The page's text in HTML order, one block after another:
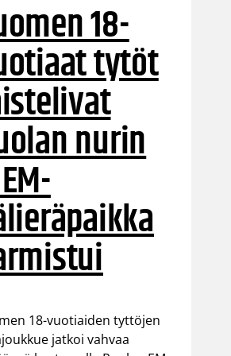
18-
tytöt
nurin
18-vuotiaiden tyttöjen
jatkoi vahvaa